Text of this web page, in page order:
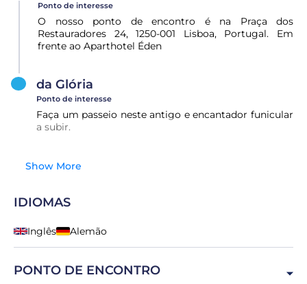
Ponto de interesse
O nosso ponto de encontro é na Praça dos
Restauradores 24, 1250-001 Lisboa, Portugal. Em
frente ao Aparthotel Éden
da Glória
Ponto de interesse
Faça um passeio neste antigo e encantador funicular
a subir.
Show More
IDIOMAS
Inglês Alemão
PONTO DE ENCONTRO